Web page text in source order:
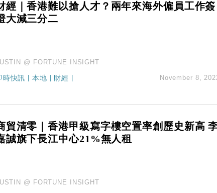
經｜香港難以搶人才？兩年來海外僱員工作簽
大減三分二
@ FORTUNE INSIGHT
時快訊 |本地 財經 November 8,
貿清零｜香港甲級寫字樓空置率創歷史新高
誠旗下長江中心21%無人租
@ FORTUNE INSIGHT